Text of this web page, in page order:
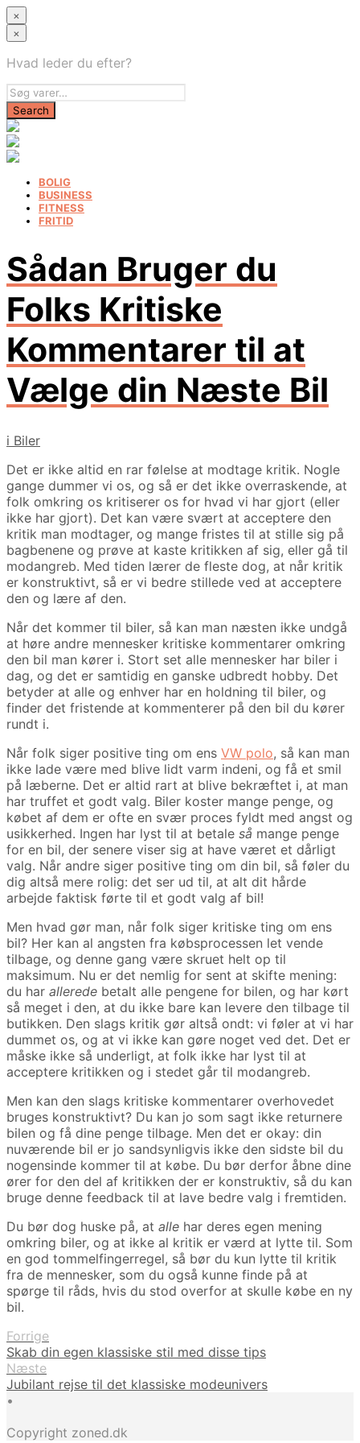
×
×
Hvad leder du efter?
BOLIG
BUSINESS
FITNESS
FRITID
Sådan Bruger du
Folks Kritiske
Kommentarer til at
Vælge din Næste Bil
i Biler
Det er ikke altid en rar følelse at modtage kritik. Nogle
gange dummer vi os, og så er det ikke overraskende, at
folk omkring os kritiserer os for hvad vi har gjort (eller
ikke har gjort). Det kan være svært at acceptere den
kritik man modtager, og mange fristes til at stille sig på
bagbenene og prøve at kaste kritikken af sig, eller gå til
modangreb. Med tiden lærer de fleste dog, at når kritik
er konstruktivt, så er vi bedre stillede ved at acceptere
den og lære af den.
Når det kommer til biler, så kan man næsten ikke undgå
at høre andre mennesker kritiske kommentarer omkring
den bil man kører i. Stort set alle mennesker har biler i
dag, og det er samtidig en ganske udbredt hobby. Det
betyder at alle og enhver har en holdning til biler, og
finder det fristende at kommenterer på den bil du kører
rundt i.
Når folk siger positive ting om ens VW polo, så kan man
ikke lade være med blive lidt varm indeni, og få et smil
på læberne. Det er altid rart at blive bekræftet i, at man
har truffet et godt valg. Biler koster mange penge, og
købet af dem er ofte en svær proces fyldt med angst og
usikkerhed. Ingen har lyst til at betale så mange penge
for en bil, der senere viser sig at have været et dårligt
valg. Når andre siger positive ting om din bil, så føler du
dig altså mere rolig: det ser ud til, at alt dit hårde
arbejde faktisk førte til et godt valg af bil!
Men hvad gør man, når folk siger kritiske ting om ens
bil? Her kan al angsten fra købsprocessen let vende
tilbage, og denne gang være skruet helt op til
maksimum. Nu er det nemlig for sent at skifte mening:
du har allerede betalt alle pengene for bilen, og har kørt
så meget i den, at du ikke bare kan levere den tilbage til
butikken. Den slags kritik gør altså ondt: vi føler at vi har
dummet os, og at vi ikke kan gøre noget ved det. Det er
måske ikke så underligt, at folk ikke har lyst til at
acceptere kritikken og i stedet går til modangreb.
Men kan den slags kritiske kommentarer overhovedet
bruges konstruktivt? Du kan jo som sagt ikke returnere
bilen og få dine penge tilbage. Men det er okay: din
nuværende bil er jo sandsynligvis ikke den sidste bil du
nogensinde kommer til at købe. Du bør derfor åbne dine
ører for den del af kritikken der er konstruktiv, så du kan
bruge denne feedback til at lave bedre valg i fremtiden.
Du bør dog huske på, at alle har deres egen mening
omkring biler, og at ikke al kritik er værd at lytte til. Som
en god tommelfingerregel, så bør du kun lytte til kritik
fra de mennesker, som du også kunne finde på at
spørge til råds, hvis du stod overfor at skulle købe en ny
bil.
Forrige
Skab din egen klassiske stil med disse tips
Næste
Jubilant rejse til det klassiske modeunivers
•
Copyright zoned.dk